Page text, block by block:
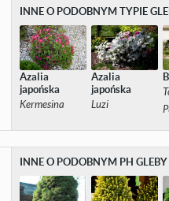
INNE O PODOBNYM TYPIE
Azalia
japońska
Kermesina
Azalia
japońska
Luzi
INNE O PODOBNYM PH GLEBY